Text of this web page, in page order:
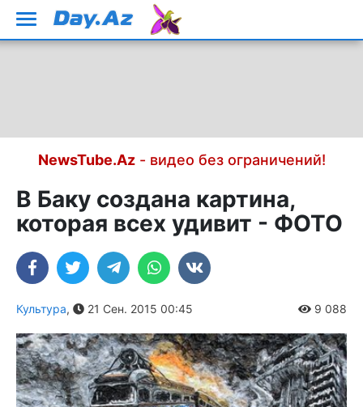
NewsTube.Az- видео без ограничений!
В Баку создана картина,
которая всех удивит - ФОТО
Культура, 21 Сен. 2015 00:45 9 088